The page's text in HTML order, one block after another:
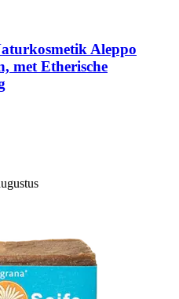
Aleppo
met Etherische